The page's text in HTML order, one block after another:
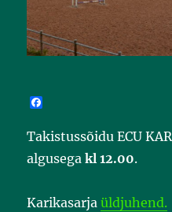
c
e
b
o
Takistussõidu ECU
algusegakl 12.00.
Karikasarjaüldjuhend.